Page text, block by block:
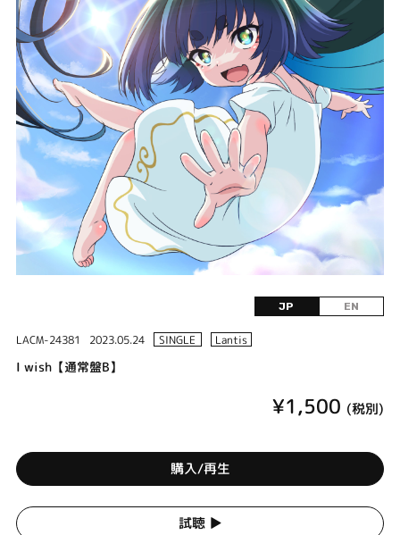
JP EN
LACM-24381 2023.05.24 SINGLE Lantis
I wish【通常盤B】
¥1,500 (税別)
購入/再生
試聴 ▶︎